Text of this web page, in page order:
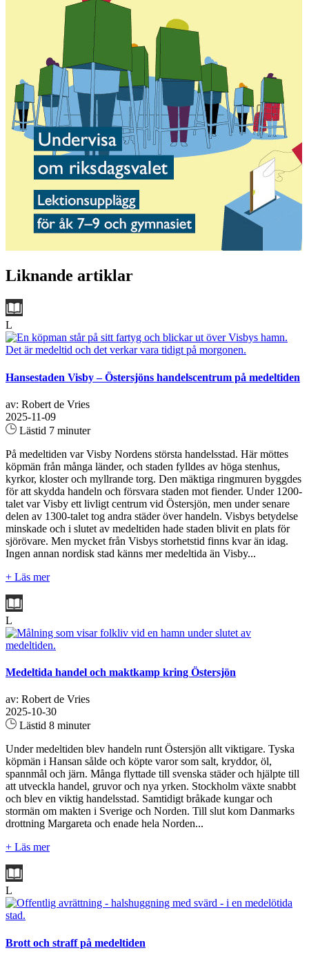
Liknande artiklar
L
Hansestaden Visby – Östersjöns handelscentrum på medeltiden
av: Robert de Vries
2025-11-09
Lästid 7 minuter
På medeltiden var Visby Nordens största handelsstad. Här möttes
köpmän från många länder, och staden fylldes av höga stenhus,
kyrkor, kloster och myllrande torg. Den mäktiga ringmuren byggdes
för att skydda handeln och försvara staden mot fiender. Under 1200-
talet var Visby ett livligt centrum vid Östersjön, men under senare
delen av 1300-talet tog andra städer över handeln. Visbys betydelse
minskade och i slutet av medeltiden hade staden blivit en plats för
sjörövare. Men mycket från Visbys storhetstid finns kvar än idag.
Ingen annan nordisk stad känns mer medeltida än Visby...
+ Läs mer
L
Medeltida handel och maktkamp kring Östersjön
av: Robert de Vries
2025-10-30
Lästid 8 minuter
Under medeltiden blev handeln runt Östersjön allt viktigare. Tyska
köpmän i Hansan sålde och köpte varor som salt, kryddor, öl,
spannmål och järn. Många flyttade till svenska städer och hjälpte till
att utveckla handel, gruvor och nya yrken. Stockholm växte snabbt
och blev en viktig handelsstad. Samtidigt bråkade kungar och
stormän om makten i Sverige och Norden. Till slut kom Danmarks
drottning Margareta och enade hela Norden...
+ Läs mer
L
Brott och straff på medeltiden